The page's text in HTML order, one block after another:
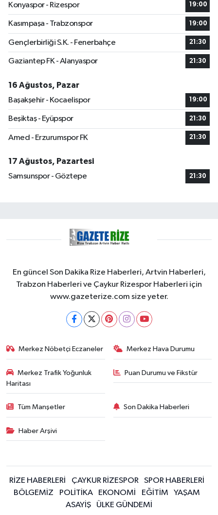
Konyaspor - Rizespor
19:00
Kasımpaşa - Trabzonspor 19:00
Gençlerbirliği S.K. - Fenerbahçe 21:30
Gaziantep FK - Alanyaspor 21:30
16 Ağustos, Pazar
Başakşehir - Kocaelispor
19:00
Beşiktaş - Eyüpspor 21:30
Amed - Erzurumspor FK 21:30
17 Ağustos, Pazartesi
Samsunspor - Göztepe
21:30
En güncel Son Dakika Rize Haberleri, Artvin Haberleri,
Trabzon Haberleri ve Çaykur Rizespor Haberleri için
www.gazeterize.com size yeter.
Merkez Nöbetçi Eczaneler Merkez Hava Durumu
Merkez Trafik Yoğunluk
Haritası
Puan Durumu ve Fikstür
Tüm Manşetler Son Dakika Haberleri
Haber Arşivi
RİZE HABERLERİ ÇAYKUR RİZESPOR
SPOR HABERLERİ
BÖLGEMİZ
POLİTİKA EKONOMİ EĞİTİM
YAŞAM
ASAYİŞ
ÜLKE GÜNDEMİ